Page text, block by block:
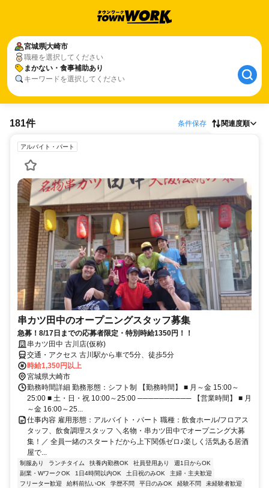
宮城県大崎市
職種を選択してください
まかない・食事補助あり
キーワードを選択してください
181件 条件保存 関連度順
アルバイト・パート
串カツ田中のオープニングスタッフ募集
急募！8/17日までの応募者限定・特別時給1350円！！
串カツ田中 古川店(仮称)
交通・アクセス 古川駅から車で5分、徒歩5分
時給1,350円以上
宮城県大崎市
勤務時間詳細 勤務形態：シフト制 【勤務時間】 ■ 月～金 15:00～
25:00 ■ 土・日・祝 10:00～25:00 ────────── 【営業時間】 ■ 月
～金 16:00～25...
仕事内容 雇用形態：アルバイト・パート 職種：飲食ホール/フロアス
タッフ、飲食調理スタッフ ＼名物・串カツ田中でオープニング大募
集！／ 全員一緒のスタートだから上下関係ゼロ♪楽しく活気ある居酒
屋で...
制服あり ランチタイム 扶養内勤務OK 社員登用あり
週1日からOK
副業・WワークOK
1日4時間以内OK 土日祝のみOK
主婦・主夫歓迎
フリーター歓迎
給料前払いOK 学歴不問 平日のみOK 経験不問
未経験者歓迎